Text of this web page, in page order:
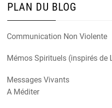
PLAN DU BLOG
Communication Non Violente
Mémos Spirituels (inspirés de
Messages Vivants
A Méditer